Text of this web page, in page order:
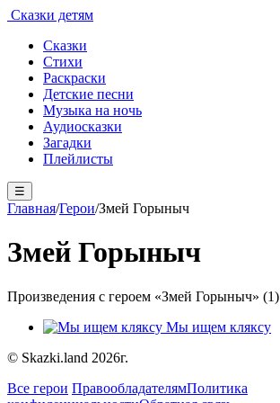
Сказки детям
Сказки
Стихи
Раскраски
Детские песни
Музыка на ночь
Аудиосказки
Загадки
Плейлисты
☰
Главная/Герои/Змей Горыныч
Змей Горыныч
Произведения с героем «Змей Горыныч» (1)
Мы ищем кляксу
© Skazki.land 2026г.
Все герои ПравообладателямПолитика